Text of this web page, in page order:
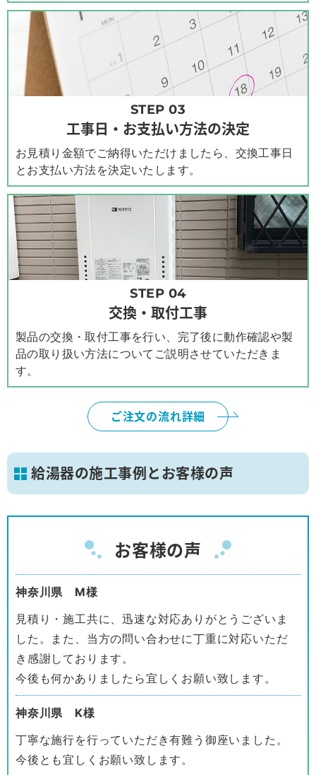
STEP 03
工事日・お支払い方法の決定
お見積り金額でご納得いただけましたら、交換工事日
とお支払い方法を決定いたします。
STEP 04
交換・取付工事
製品の交換・取付工事を行い、完了後に動作確認や製
品の取り扱い方法についてご説明させていただきま
す。
ご注文の流れ詳細
給湯器の施工事例とお客様の声
お客様の声
神奈川県 M様
見積り・施工共に、迅速な対応ありがとうございま
した。また、当方の問い合わせに丁重に対応いただ
き感謝しております。
今後も何かありましたら宜しくお願い致します。
神奈川県 K様
丁寧な施行を行っていただき有難う御座いました。
今後とも宜しくお願い致します。